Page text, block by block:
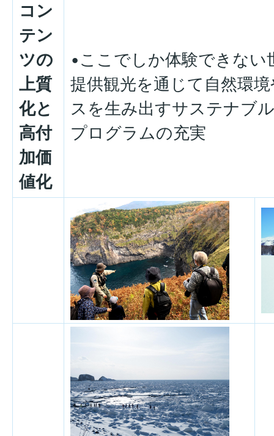
コン
テン
ツの
上質
化と
高付
加価
値化
•ここでしか体験できない
提供観光を通じて自然環
スを生み出すサステナブ
プログラムの充実